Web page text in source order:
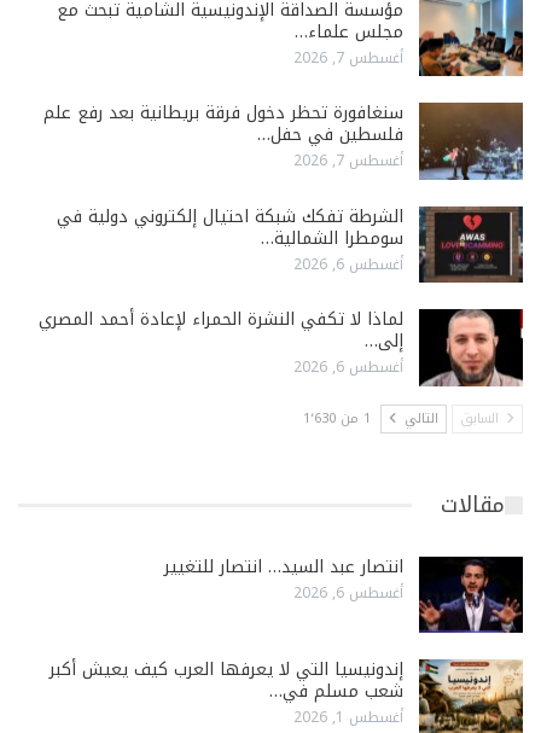
مؤسسة الصداقة الإندونيسية الشامية تبحث مع
مجلس علماء…
أغسطس 7, 2026
سنغافورة تحظر دخول فرقة بريطانية بعد رفع علم
فلسطين في حفل…
أغسطس 7, 2026
الشرطة تفكك شبكة احتيال إلكتروني دولية في
سومطرا الشمالية…
أغسطس 6, 2026
لماذا لا تكفي النشرة الحمراء لإعادة أحمد المصري
إلى…
أغسطس 6, 2026
السابق التالي 1 من 1٬630
مقالات
انتصار عبد السيد… انتصار للتغيير
أغسطس 6, 2026
إندونيسيا التي لا يعرفها العرب كيف يعيش أكبر
شعب مسلم في…
أغسطس 1, 2026